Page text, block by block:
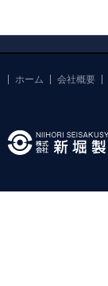
ホーム 会社概要